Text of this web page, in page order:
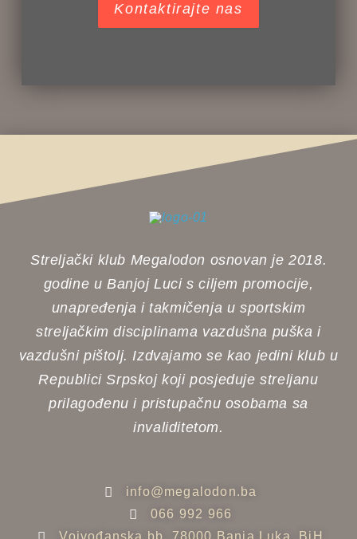
Kontaktirajte nas
Streljački klub Megalodon osnovan je 2018.
godine u Banjoj Luci s ciljem promocije,
unapređenja i takmičenja u sportskim
streljačkim disciplinama vazdušna puška i
vazdušni pištolj. Izdvajamo se kao jedini klub u
Republici Srpskoj koji posjeduje streljanu
prilagođenu i pristupačnu osobama sa
invaliditetom.
info@megalodon.ba
066 992 966